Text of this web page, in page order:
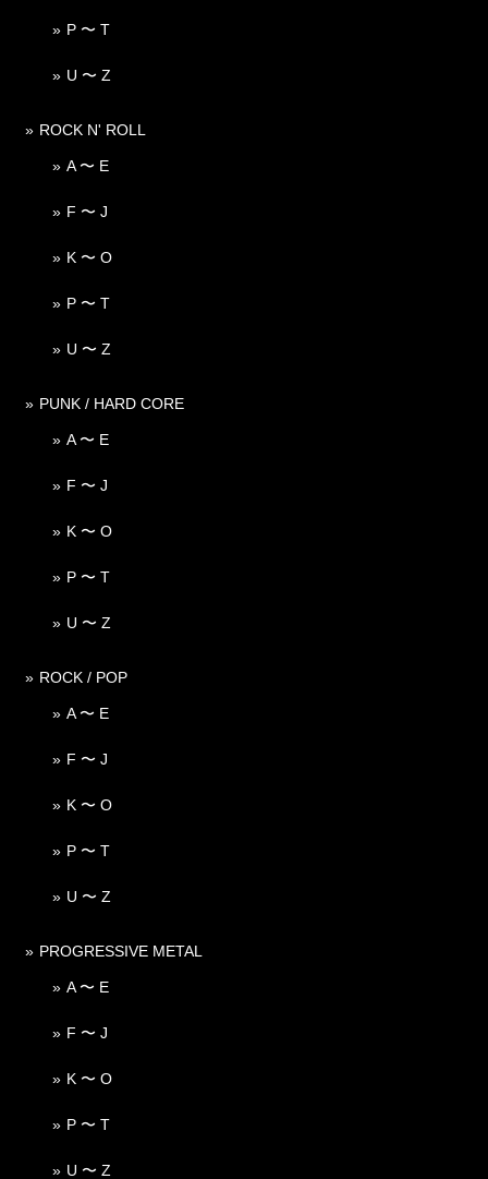
P 〜 T
U 〜 Z
ROCK N' ROLL
A 〜 E
F 〜 J
K 〜 O
P 〜 T
U 〜 Z
PUNK / HARD CORE
A 〜 E
F 〜 J
K 〜 O
P 〜 T
U 〜 Z
ROCK / POP
A 〜 E
F 〜 J
K 〜 O
P 〜 T
U 〜 Z
PROGRESSIVE METAL
A 〜 E
F 〜 J
K 〜 O
P 〜 T
U 〜 Z